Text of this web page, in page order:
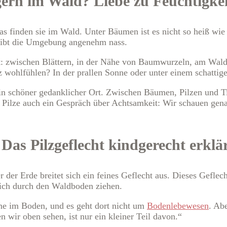
finden sie im Wald. Unter Bäumen ist es nicht so heiß
die Umgebung angenehm nass.
Blättern, in der Nähe von Baumwurzeln, am
In der prallen Sonne oder unter einem
gedanklicher Ort. Zwischen Bäumen, Pilzen und
auch ein Gespräch über Achtsamkeit: Wir schauen
Pilzgeflecht kindgerecht
der Erde breitet sich ein feines Geflecht aus. Dieses
durch den Waldboden ziehen.
im Boden, und es geht dort nicht um Bodenlebewesen.
wir oben sehen, ist nur ein kleiner Teil davon.“